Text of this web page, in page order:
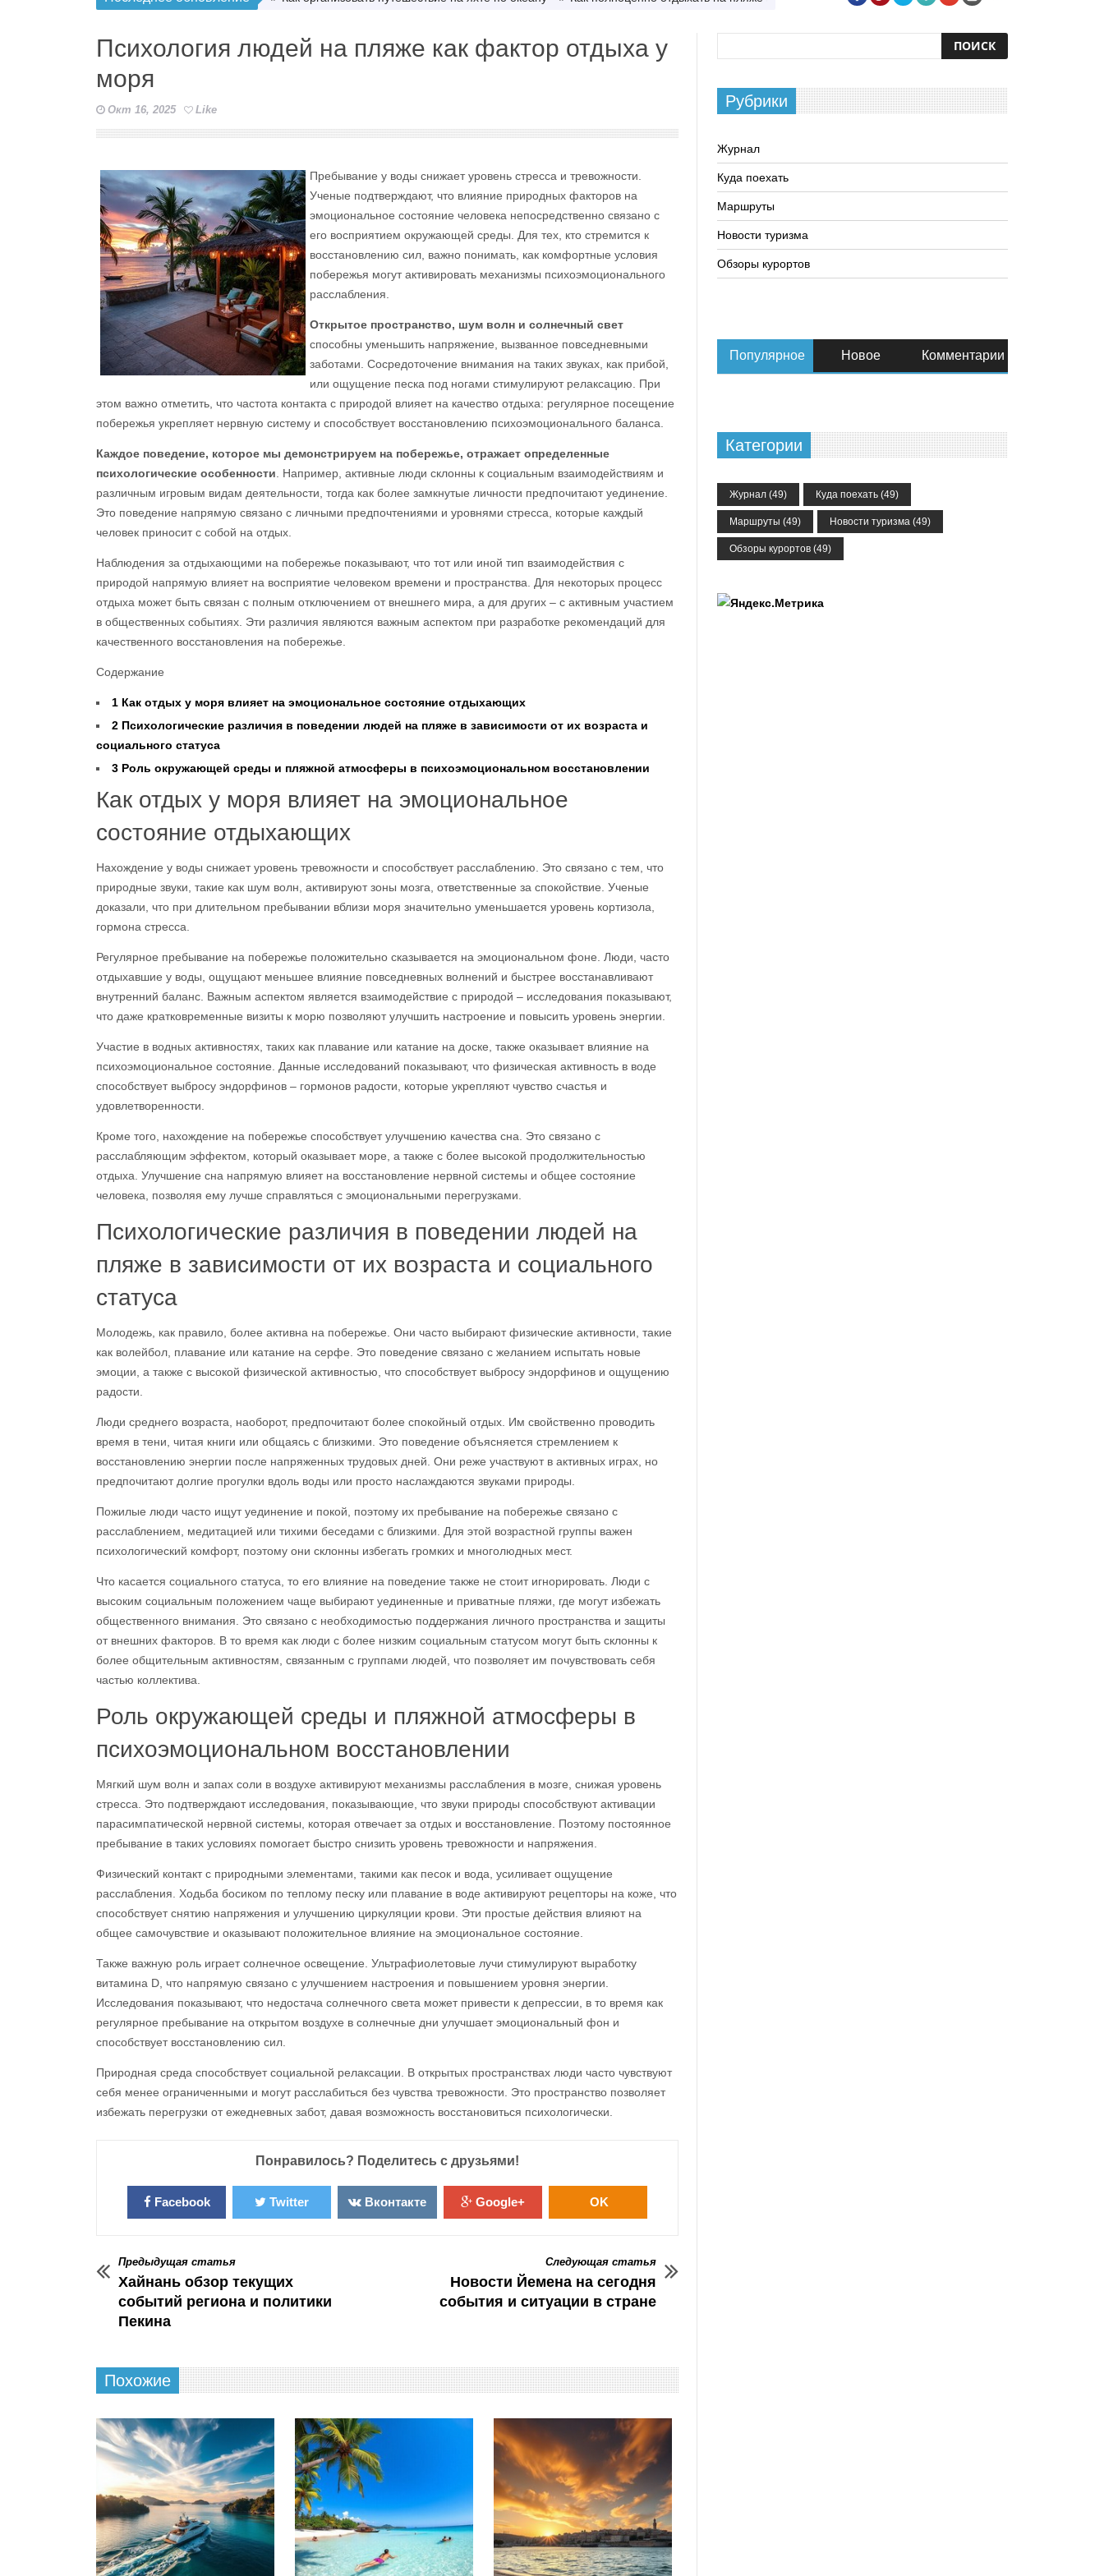
Психология людей на пляже как фактор отдыха у
моря
Окт 16, 2025 Like
Пребывание у воды снижает уровень стресса и тревожности.
Ученые подтверждают, что влияние природных факторов на
эмоциональное состояние человека непосредственно связано с
его восприятием окружающей среды. Для тех, кто стремится к
восстановлению сил, важно понимать, как комфортные условия
побережья могут активировать механизмы психоэмоционального
расслабления.
Открытое пространство, шум волн и солнечный свет
способны уменьшить напряжение, вызванное повседневными
заботами. Сосредоточение внимания на таких звуках, как прибой,
или ощущение песка под ногами стимулируют релаксацию. При
этом важно отметить, что частота контакта с природой влияет на качество отдыха: регулярное посещение
побережья укрепляет нервную систему и способствует восстановлению психоэмоционального баланса.
Каждое поведение, которое мы демонстрируем на побережье, отражает определенные
психологические особенности . Например, активные люди склонны к социальным взаимодействиям и
различным игровым видам деятельности, тогда как более замкнутые личности предпочитают уединение.
Это поведение напрямую связано с личными предпочтениями и уровнями стресса, которые каждый
человек приносит с собой на отдых.
Наблюдения за отдыхающими на побережье показывают, что тот или иной тип взаимодействия с
природой напрямую влияет на восприятие человеком времени и пространства. Для некоторых процесс
отдыха может быть связан с полным отключением от внешнего мира, а для других – с активным участием
в общественных событиях. Эти различия являются важным аспектом при разработке рекомендаций для
качественного восстановления на побережье.
Содержание
1 Как отдых у моря влияет на эмоциональное состояние отдыхающих
2 Психологические различия в поведении людей на пляже в зависимости от их возраста и
социального статуса
3 Роль окружающей среды и пляжной атмосферы в психоэмоциональном восстановлении
Как отдых у моря влияет на эмоциональное
состояние отдыхающих
Нахождение у воды снижает уровень тревожности и способствует расслаблению. Это связано с тем, что
природные звуки, такие как шум волн, активируют зоны мозга, ответственные за спокойствие. Ученые
доказали, что при длительном пребывании вблизи моря значительно уменьшается уровень кортизола,
гормона стресса.
Регулярное пребывание на побережье положительно сказывается на эмоциональном фоне. Люди, часто
отдыхавшие у воды, ощущают меньшее влияние повседневных волнений и быстрее восстанавливают
внутренний баланс. Важным аспектом является взаимодействие с природой – исследования показывают,
что даже кратковременные визиты к морю позволяют улучшить настроение и повысить уровень энергии.
Участие в водных активностях, таких как плавание или катание на доске, также оказывает влияние на
психоэмоциональное состояние. Данные исследований показывают, что физическая активность в воде
способствует выбросу эндорфинов – гормонов радости, которые укрепляют чувство счастья и
удовлетворенности.
Кроме того, нахождение на побережье способствует улучшению качества сна. Это связано с
расслабляющим эффектом, который оказывает море, а также с более высокой продолжительностью
отдыха. Улучшение сна напрямую влияет на восстановление нервной системы и общее состояние
человека, позволяя ему лучше справляться с эмоциональными перегрузками.
Психологические различия в поведении людей на
пляже в зависимости от их возраста и социального
статуса
Молодежь, как правило, более активна на побережье. Они часто выбирают физические активности, такие
как волейбол, плавание или катание на серфе. Это поведение связано с желанием испытать новые
эмоции, а также с высокой физической активностью, что способствует выбросу эндорфинов и ощущению
радости.
Люди среднего возраста, наоборот, предпочитают более спокойный отдых. Им свойственно проводить
время в тени, читая книги или общаясь с близкими. Это поведение объясняется стремлением к
восстановлению энергии после напряженных трудовых дней. Они реже участвуют в активных играх, но
предпочитают долгие прогулки вдоль воды или просто наслаждаются звуками природы.
Пожилые люди часто ищут уединение и покой, поэтому их пребывание на побережье связано с
расслаблением, медитацией или тихими беседами с близкими. Для этой возрастной группы важен
психологический комфорт, поэтому они склонны избегать громких и многолюдных мест.
Что касается социального статуса, то его влияние на поведение также не стоит игнорировать. Люди с
высоким социальным положением чаще выбирают уединенные и приватные пляжи, где могут избежать
общественного внимания. Это связано с необходимостью поддержания личного пространства и защиты
от внешних факторов. В то время как люди с более низким социальным статусом могут быть склонны к
более общительным активностям, связанным с группами людей, что позволяет им почувствовать себя
частью коллектива.
Роль окружающей среды и пляжной атмосферы в
психоэмоциональном восстановлении
Мягкий шум волн и запах соли в воздухе активируют механизмы расслабления в мозге, снижая уровень
стресса. Это подтверждают исследования, показывающие, что звуки природы способствуют активации
парасимпатической нервной системы, которая отвечает за отдых и восстановление. Поэтому постоянное
пребывание в таких условиях помогает быстро снизить уровень тревожности и напряжения.
Физический контакт с природными элементами, такими как песок и вода, усиливает ощущение
расслабления. Ходьба босиком по теплому песку или плавание в воде активируют рецепторы на коже, что
способствует снятию напряжения и улучшению циркуляции крови. Эти простые действия влияют на
общее самочувствие и оказывают положительное влияние на эмоциональное состояние.
Также важную роль играет солнечное освещение. Ультрафиолетовые лучи стимулируют выработку
витамина D, что напрямую связано с улучшением настроения и повышением уровня энергии.
Исследования показывают, что недостача солнечного света может привести к депрессии, в то время как
регулярное пребывание на открытом воздухе в солнечные дни улучшает эмоциональный фон и
способствует восстановлению сил.
Природная среда способствует социальной релаксации. В открытых пространствах люди часто чувствуют
себя менее ограниченными и могут расслабиться без чувства тревожности. Это пространство позволяет
избежать перегрузки от ежедневных забот, давая возможность восстановиться психологически.
Понравилось? Поделитесь с друзьями!
Facebook Twitter Вконтакте Google+ OK
Предыдущая статья
Хайнань обзор текущих
событий региона и политики
Пекина
Следующая статья
Новости Йемена на сегодня
события и ситуации в стране
Похожие
Рубрики
Журнал
Куда поехать
Маршруты
Новости туризма
Обзоры курортов
Популярное Новое Комментарии
Категории
Журнал(49) Куда поехать(49)
Маршруты (49) Новости туризма(49)
Обзоры курортов(49)